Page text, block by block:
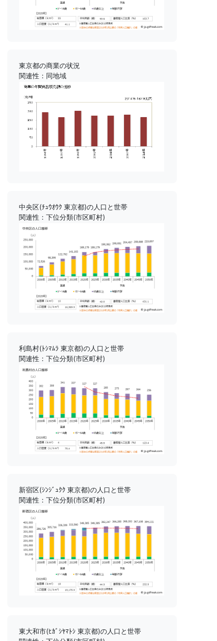
東京都の商業の状況
関連性：同地域
中央区(ﾁｭｳｵｳｸ 東京都)の人口と世帯
関連性：下位分類(市区町村)
利島村(ﾄｼﾏﾑﾗ 東京都)の人口と世帯
関連性：下位分類(市区町村)
新宿区(ｼﾝｼﾞｭｸｸ 東京都)の人口と世帯
関連性：下位分類(市区町村)
東大和市(ﾋｶﾞｼﾔﾏﾄｼ 東京都)の人口と世帯